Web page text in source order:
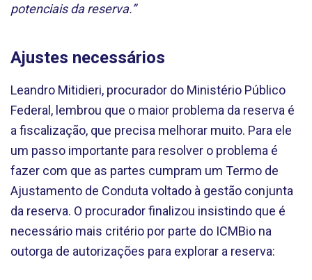
potenciais da reserva.”
Ajustes necessários
Leandro Mitidieri, procurador do Ministério Público
Federal, lembrou que o maior problema da reserva é
a fiscalização, que precisa melhorar muito. Para ele
um passo importante para resolver o problema é
fazer com que as partes cumpram um Termo de
Ajustamento de Conduta voltado à gestão conjunta
da reserva. O procurador finalizou insistindo que é
necessário mais critério por parte do ICMBio na
outorga de autorizações para explorar a reserva: